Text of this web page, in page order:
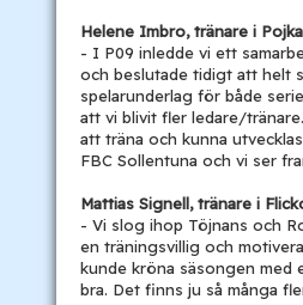
Helene Imbro, tränare i
- I P09 inledde vi ett
och beslutade tidigt att helt
spelarunderlag för både
att vi blivit fler ledare/
att träna och kunna
FBC Sollentuna och vi ser
Mattias Signell, tränare i
- Vi slog ihop Töjnans och
en träningsvillig och
kunde kröna säsongen med
bra. Det finns ju så många